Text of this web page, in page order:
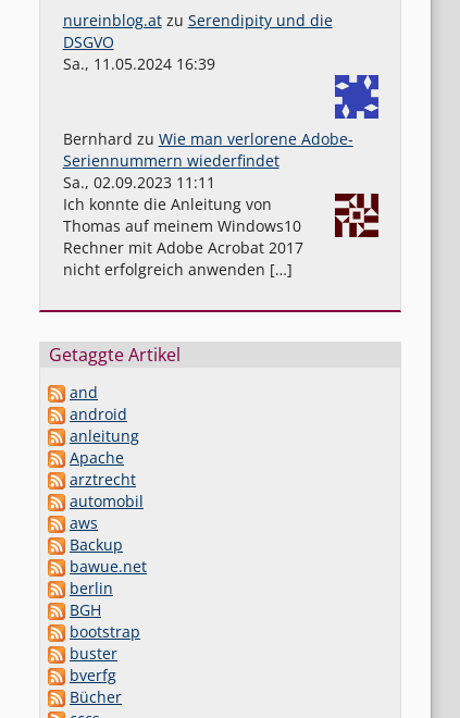
nureinblog.atzu Serendipity und die
DSGVO
Sa., 11.05.2024 16:39
Bernhard zu Wie man verlorene Adobe-
Seriennummern wiederfindet
Sa., 02.09.2023 11:11
Ich konnte die Anleitung von
Thomas auf meinem Windows10
Rechner mit Adobe Acrobat 2017
nicht erfolgreich anwenden […]
Getaggte Artikel
and
android
anleitung
Apache
arztrecht
automobil
aws
Backup
bawue.net
berlin
BGH
bootstrap
buster
bverfg
Bücher